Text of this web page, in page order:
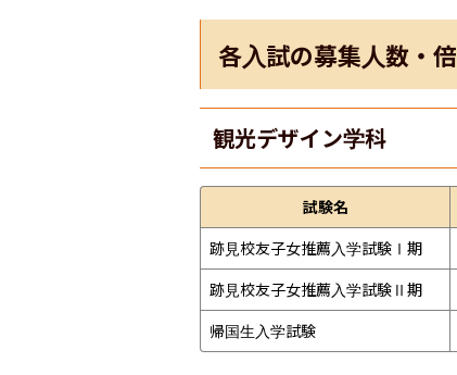
各入試の募集人数・
観光デザイン学科
試験名
跡見校友子女推薦入学試験Ⅰ期
跡見校友子女推薦入学試験Ⅱ期
帰国生入学試験